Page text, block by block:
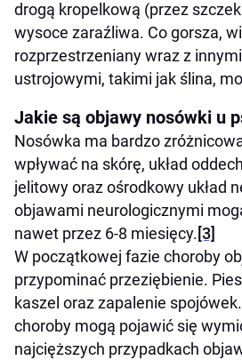
drogą kropelkową (przez
wysoce zaraźliwa. Co gorsza,
rozprzestrzeniany wraz z
ustrojowymi, takimi jak ślina,
Jakie są objawy nosówki u
Nosówka ma bardzo
wpływać na skórę, układ
jelitowy oraz ośrodkowy układ
objawami neurologicznymi
nawet przez 6-8 miesięcy.[3]
W początkowej fazie choroby
przypominać przeziębienie.
kaszel oraz zapalenie
choroby mogą pojawić się
najcięższych przypadkach